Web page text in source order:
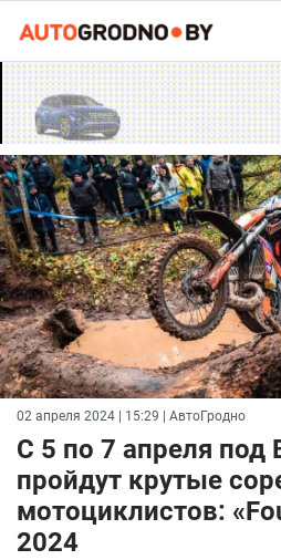
02 апреля 2024 | 15:29 | АвтоГродно
С 5 по 7 апреля
пройдут крутые
мотоциклистов:
2024